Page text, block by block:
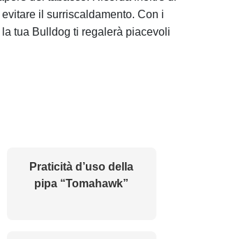
il surriscaldamento. Con i
tua Bulldog ti regalerà piacevoli
Praticità d’uso della
pipa “Tomahawk”